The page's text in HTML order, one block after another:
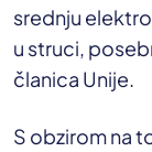
srednju
u struci,
članica Unije.
S obzirom na